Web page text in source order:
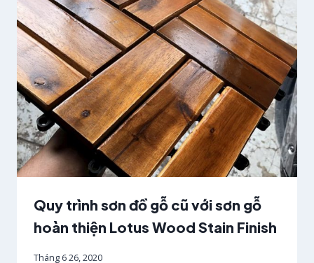
Quy trình sơn đồ gỗ cũ với sơn gỗ
hoàn thiện Lotus Wood Stain Finish
Tháng 6 26, 2020